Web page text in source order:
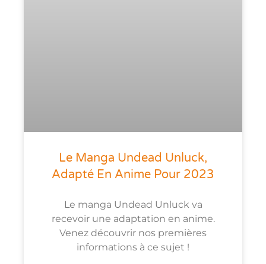
Le Manga Undead Unluck,
Adapté En Anime Pour 2023
Le manga Undead Unluck va
recevoir une adaptation en anime.
Venez découvrir nos premières
informations à ce sujet !